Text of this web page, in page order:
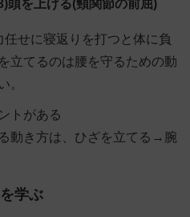
頭を上げる(頸関節の前屈)
せに寝返りを打つと体に負
立てるのは腰を守るための動
。
トがある
動き方は、ひざを立てる→腕
学ぶ